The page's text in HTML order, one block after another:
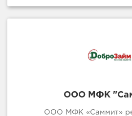
ООО МФК
ООО МФК «Саммит»